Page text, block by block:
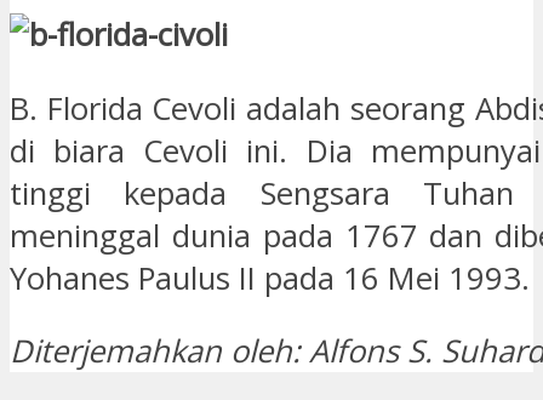
B. Florida Cevoli adalah seorang
di biara Cevoli ini. Dia
tinggi kepada Sengsara Tuhan
meninggal dunia pada 1767 dan
Yohanes Paulus II pada 16 Mei 1993.
Diterjemahkan oleh: Alfons S.